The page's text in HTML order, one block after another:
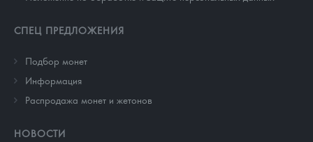
СПЕЦ ПРЕДЛОЖЕНИЯ
Подбор монет
Информация
Распродажа монет и жетонов
НОВОСТИ